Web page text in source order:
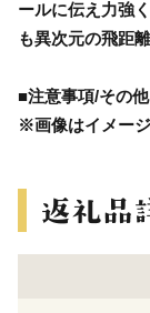
ールに伝え力強
も異次元の飛距
■注意事項/その他
※画像はイメージ